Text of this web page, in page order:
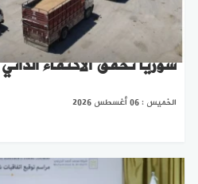
سوريا تحقق الاكتفاء
الخميس : 06 أغسطس 2026